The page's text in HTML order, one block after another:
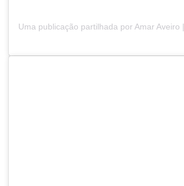
Uma publicação partilhada por Amar Aveiro |